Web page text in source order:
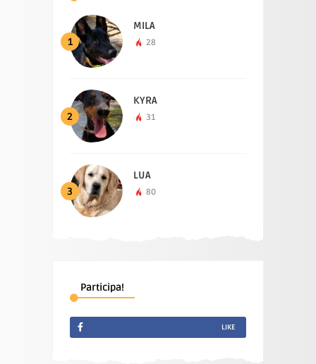
1
MILA
28
2
KYRA
31
3
LUA
80
Participa!
LIKE